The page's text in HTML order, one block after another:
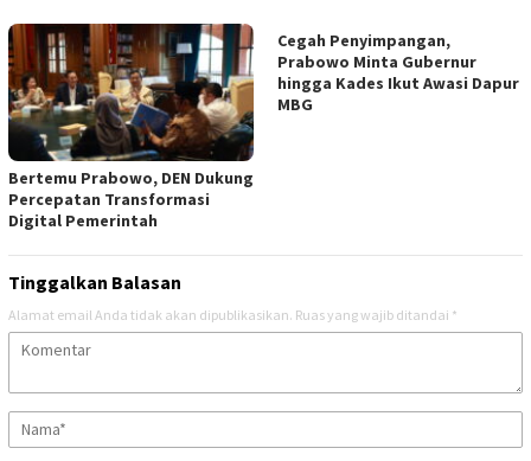
Bertemu Prabowo, DEN Dukung
Percepatan Transformasi
Digital Pemerintah
Cegah Penyimpangan,
Prabowo Minta Gubernur
hingga Kades Ikut Awasi Dapur
MBG
Tinggalkan Balasan
Alamat email Anda tidak akan dipublikasikan. Ruas yang wajib ditandai *